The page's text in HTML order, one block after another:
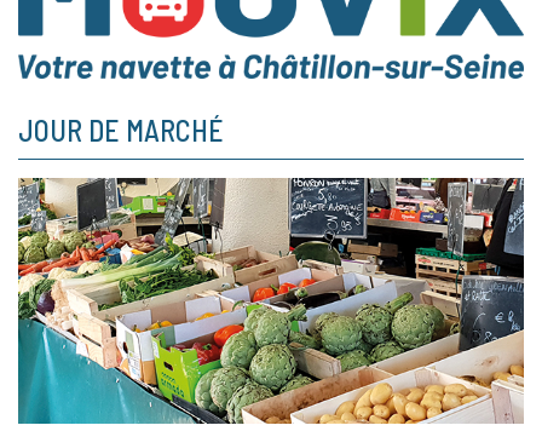
JOUR DE MARCHÉ